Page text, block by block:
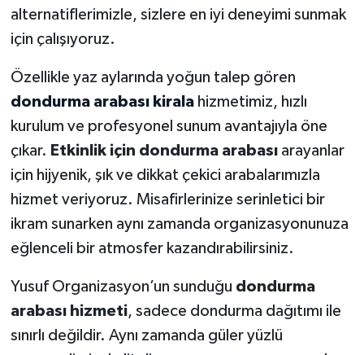
alternatiflerimizle, sizlere en iyi deneyimi sunmak
için çalışıyoruz.
Özellikle yaz aylarında yoğun talep gören
dondurma arabası kiralahizmetimiz, hızlı
kurulum ve profesyonel sunum avantajıyla öne
çıkar. Etkinlik için dondurma arabasıarayanlar
için hijyenik, şık ve dikkat çekici arabalarımızla
hizmet veriyoruz. Misafirlerinize serinletici bir
ikram sunarken aynı zamanda organizasyonunuza
eğlenceli bir atmosfer kazandırabilirsiniz.
Yusuf Organizasyon’un sunduğu dondurma
arabası hizmeti, sadece dondurma dağıtımı ile
sınırlı değildir. Aynı zamanda güler yüzlü